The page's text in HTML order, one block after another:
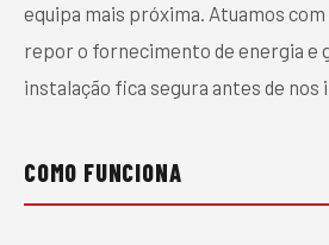
equipa mais próxima. Atuamos
repor o fornecimento de energia e
instalação fica segura antes de nos
COMO FUNCIONA